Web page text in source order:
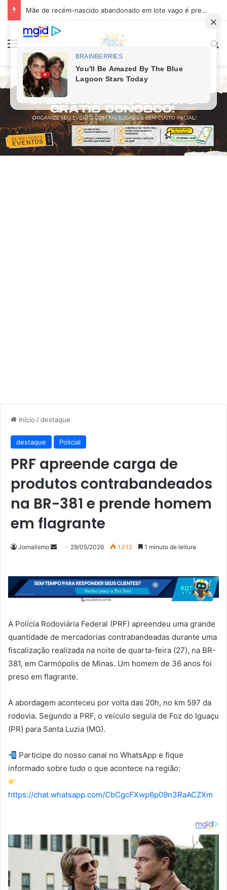
Mãe de recém-nascido abandonado em lote vago é presa em Sabará
Menu
Início /destaque
destaque Policial
PRF apreende carga de
produtos contrabandeados
na BR-381 e prende homem
em flagrante
Jornalismo
Mande
mail
29/05/2026 1.012 1 minuto de leitura
A Polícia Rodoviária Federal (PRF) apreendeu uma grande
quantidade de mercadorias contrabandeadas durante uma
fiscalização realizada na noite de quarta-feira (27), na BR-
381, em Carmópolis de Minas. Um homem de 36 anos foi
preso em flagrante.
A abordagem aconteceu por volta das 20h, no km 597 da
rodovia. Segundo a PRF, o veículo seguia de Foz do Iguaçu
(PR) para Santa Luzia (MG).
Participe do nosso canal no WhatsApp e fique
informado sobre tudo o que acontece na região:
https://chat.whatsapp.com/CbCgcFXwp6p09n3RaACZXm